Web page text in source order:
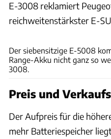
E-3008 reklamiert
reichweitenstärkster E-
Der siebensitzige E-5008
Range-Akku nicht ganz so
3008.
Preis und
Der Aufpreis für die
mehr Batteriespeicher